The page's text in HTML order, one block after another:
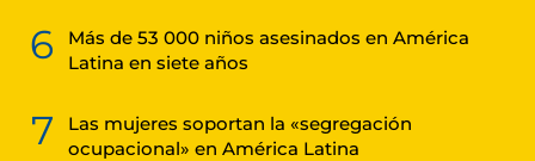
6
Más de 53 000 niños asesinados en América
Latina en siete años
7
Las mujeres soportan la «segregación
ocupacional» en América Latina